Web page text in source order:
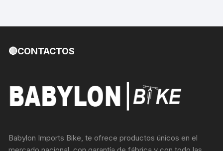
🔴CONTACTOS
Babylon Imports Bike, te ofrece productos únicos en el